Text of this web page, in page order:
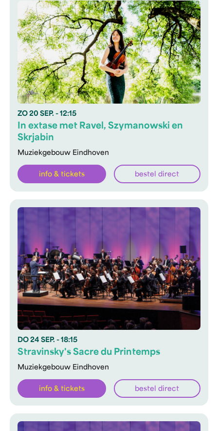
ZO 20 SEP. - 12:15
Muziekgebouw Eindhoven
In extase met Ravel, Szymanowski en
Skrjabin
info & tickets bestel direct
DO 24 SEP. - 18:15
Muziekgebouw Eindhoven
Stravinsky's Sacre du Printemps
info & tickets bestel direct